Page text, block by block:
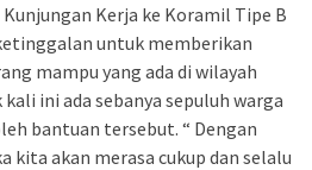
Kerja ke Koramil Tipe B
untuk memberikan
mampu yang ada di wilayah
ini ada sebanya sepuluh warga
bantuan tersebut. “ Dengan
kita akan merasa cukup dan selalu